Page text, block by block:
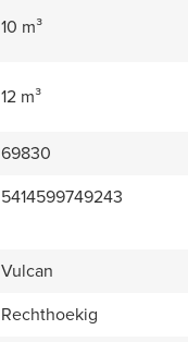
10 m³
12 m³
69830
5414599749243
Vulcan
Rechthoekig